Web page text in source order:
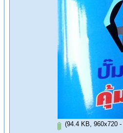
(94.4 KB, 960x720